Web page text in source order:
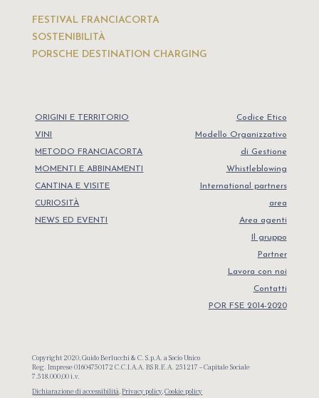
FESTIVAL FRANCIACORTA
SOSTENIBILITÀ
PORSCHE DESTINATION CHARGING
ORIGINI E TERRITORIO
VINI
METODO FRANCIACORTA
MOMENTI E ABBINAMENTI
CANTINA E VISITE
CURIOSITÀ
NEWS ED EVENTI
Codice Etico
Modello Organizzativo
di Gestione
Whistleblowing
International partners
area
Area agenti
Il gruppo
Partner
Lavora con noi
Contatti
POR FSE 2014-2020
Copyright 2020, Guido Berlucchi & C. S.p.A. a Socio Unico
Reg. Imprese 01604750172 C.C.I.A.A. BS R.E.A. 251217 – Capitale Sociale
7.518.000,00 i.v.
Dichiarazione di accessibilità ,Privacy policy,Cookie policy